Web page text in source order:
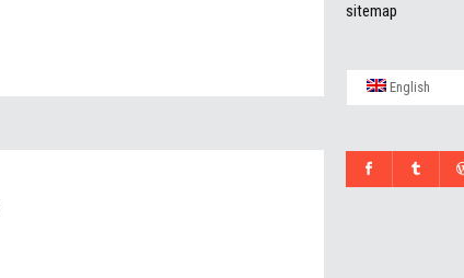
sitemap
English